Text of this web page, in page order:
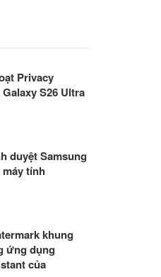
Privacy
S26 Ultra
duyệt Samsung
tính
khung
ứng dụng
của